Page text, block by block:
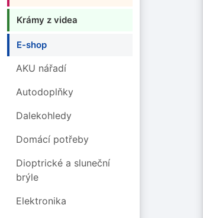
Krámy z videa
E-shop
AKU nářadí
Autodoplňky
Dalekohledy
Domácí potřeby
Dioptrické a sluneční
brýle
Elektronika